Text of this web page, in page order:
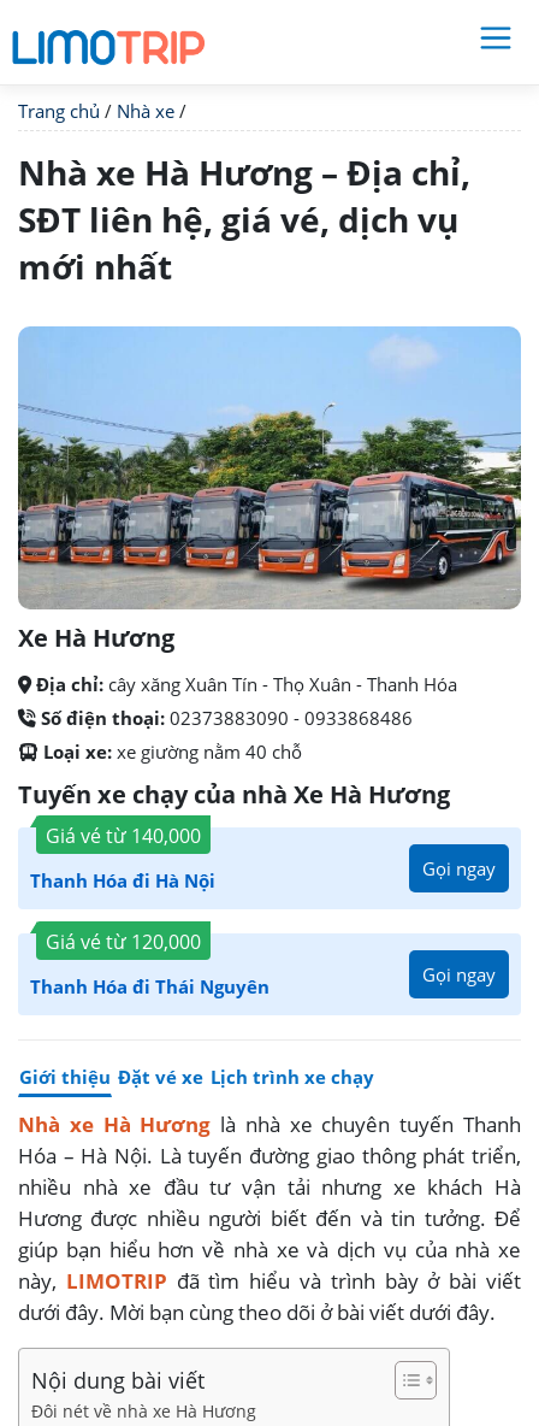
Trang chủ / Nhà xe /
Nhà xe Hà Hương – Địa chỉ,
SĐT liên hệ, giá vé, dịch vụ
mới nhất
Xe Hà Hương
Địa chỉ: cây xăng Xuân Tín - Thọ Xuân - Thanh Hóa
Số điện thoại: 02373883090 - 0933868486
Loại xe: xe giường nằm 40 chỗ
Tuyến xe chạy của nhà Xe Hà Hương
Giá vé từ 140,000
Thanh Hóa đi Hà Nội Gọi ngay
Giá vé từ 120,000
Thanh Hóa đi Thái Nguyên Gọi ngay
Giới thiệu Đặt vé xe Lịch trình xe chạy
Nhà xe Hà Hương là nhà xe chuyên tuyến Thanh
Hóa – Hà Nội. Là tuyến đường giao thông phát triển,
nhiều nhà xe đầu tư vận tải nhưng xe khách Hà
Hương được nhiều người biết đến và tin tưởng. Để
giúp bạn hiểu hơn về nhà xe và dịch vụ của nhà xe
này, LIMOTRIP đã tìm hiểu và trình bày ở bài viết
dưới đây. Mời bạn cùng theo dõi ở bài viết dưới đây.
Nội dung bài viết
Đôi nét về nhà xe Hà Hương